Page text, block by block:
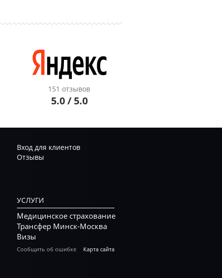
151 отзывов
5.0 / 5.0
Вход для клиентов
Отзывы
УСЛУГИ
Медицинское страхование
Трансфер Минск-Москва
Визы
Сообщить об ошибке Карта сайта